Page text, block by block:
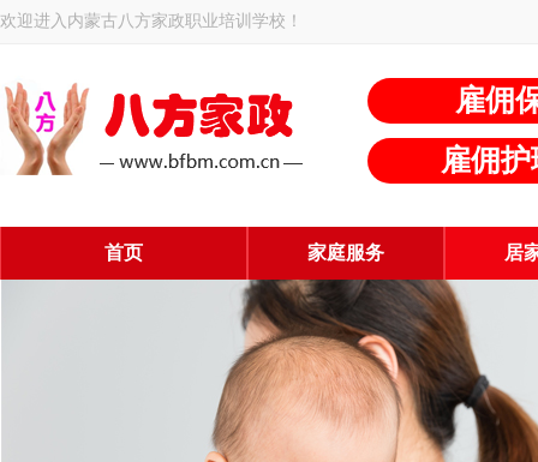
欢迎进入内蒙古八方家政职业培训学校！
雇佣
雇佣
首页 家庭服务 居